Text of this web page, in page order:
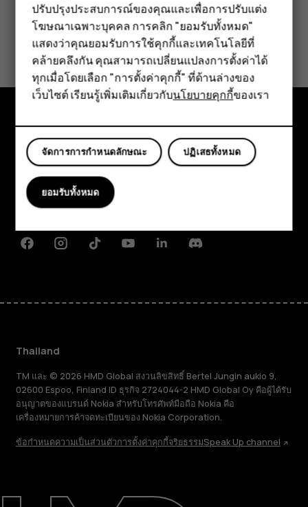
สมาร์ทโฟน
ฟีเจอร์โฟน
อุปกรณ์เสริม
แท็บเล็ต
เกี่ยวกับ
ข้อมูลนี้มีประโยชน์กับคุณหรือไม่
ใช่ ไม่
สำรวจ
เกี่ยวกับ
Planet and people
FacebookInstagramTiktokYoutubeLinkedinDiscord
Thailand
TM และ © 2026 HMD Global สงวนลิขสิทธิ์ Bertel Jungin aukio 9,
02600 Espoo, Finland ID ธุรกิจ 2724044-2 HMD Global Oy คือผู้ได้รับ
อนุญาตของแบรนด์ Nokia สำหรับโทรศัพท์มือถือ Nokia คือ
เครื่องหมายการค้าจดทะเบียนของ Nokia Corporation.
ข้อกำหนดความเป็นส่วนตัวการตั้งค่าคุกกี้จริยธรรมSpeak Up channel
ปรับปรุงประสบการณ์ของคุณและเพื่อการปรับแต่ง
โฆษณาเฉพาะบุคคล การคลิก "ยอมรับทั้งหมด"
แสดงว่าคุณยอมรับการใช้คุกกี้และเทคโนโลยีที่
คล้ายคลึงกัน คุณสามารถเปลี่ยนแปลงการตั้งค่าได้
ทุกเมื่อโดยเลือก "การตั้งค่าคุกกี้" ที่ด้านล่างของ
เว็บไซต์ เรียนรู้เพิ่มเติมเกี่ยวกับนโยบายคุกกี้ของเรา
ปฏิเสธทั้งหมด
จัดการการกำหนดลักษณะ
ยอมรับทั้งหมด